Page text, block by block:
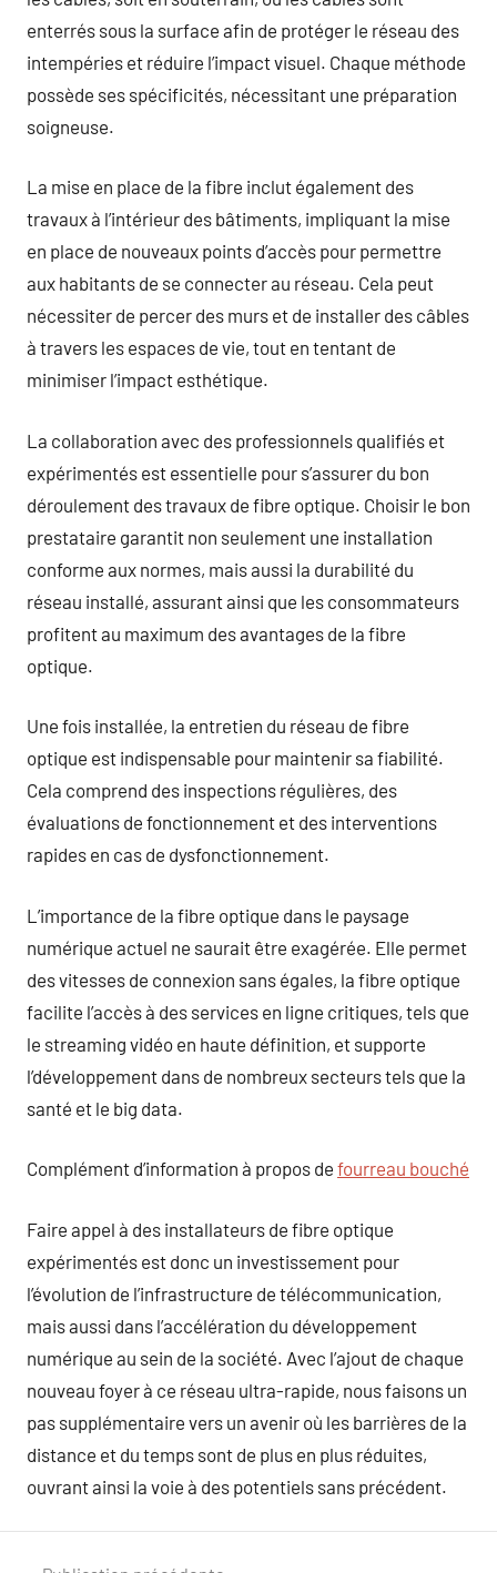
enterrés sous la surface afin de protéger le réseau des
intempéries et réduire l’impact visuel. Chaque méthode
possède ses spécificités, nécessitant une préparation
soigneuse.
La mise en place de la fibre inclut également des
travaux à l’intérieur des bâtiments, impliquant la mise
en place de nouveaux points d’accès pour permettre
aux habitants de se connecter au réseau. Cela peut
nécessiter de percer des murs et de installer des câbles
à travers les espaces de vie, tout en tentant de
minimiser l’impact esthétique.
La collaboration avec des professionnels qualifiés et
expérimentés est essentielle pour s’assurer du bon
déroulement des travaux de fibre optique. Choisir le bon
prestataire garantit non seulement une installation
conforme aux normes, mais aussi la durabilité du
réseau installé, assurant ainsi que les consommateurs
profitent au maximum des avantages de la fibre
optique.
Une fois installée, la entretien du réseau de fibre
optique est indispensable pour maintenir sa fiabilité.
Cela comprend des inspections régulières, des
évaluations de fonctionnement et des interventions
rapides en cas de dysfonctionnement.
L’importance de la fibre optique dans le paysage
numérique actuel ne saurait être exagérée. Elle permet
des vitesses de connexion sans égales, la fibre optique
facilite l’accès à des services en ligne critiques, tels que
le streaming vidéo en haute définition, et supporte
l’développement dans de nombreux secteurs tels que la
santé et le big data.
Complément d’information à propos de fourreau bouché
Faire appel à des installateurs de fibre optique
expérimentés est donc un investissement pour
l’évolution de l’infrastructure de télécommunication,
mais aussi dans l’accélération du développement
numérique au sein de la société. Avec l’ajout de chaque
nouveau foyer à ce réseau ultra-rapide, nous faisons un
pas supplémentaire vers un avenir où les barrières de la
distance et du temps sont de plus en plus réduites,
ouvrant ainsi la voie à des potentiels sans précédent.